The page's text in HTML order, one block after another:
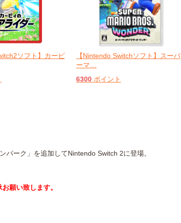
ソフト】カービ
【Nintendo Switchソフト】スーパ
ーマ
6300 ポイント
ーク」を追加してNintendo Switch 2に登場。
願い致します。